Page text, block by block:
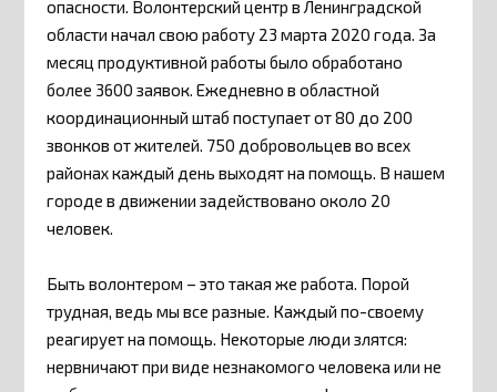
опасности. Волонтерский центр в Ленинградской
области начал свою работу 23 марта 2020 года. За
месяц продуктивной работы было обработано
более 3600 заявок. Ежедневно в областной
координационный штаб поступает от 80 до 200
звонков от жителей. 750 добровольцев во всех
районах каждый день выходят на помощь. В нашем
городе в движении задействовано около 20
человек.
Быть волонтером – это такая же работа. Порой
трудная, ведь мы все разные. Каждый по-своему
реагирует на помощь. Некоторые люди злятся:
нервничают при виде незнакомого человека или не